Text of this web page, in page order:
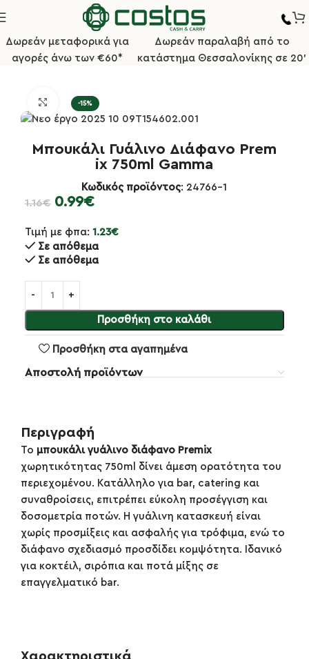
Δωρεάν μεταφορικά για
αγορές άνω των €60*
Δωρεάν παραλαβή από το
κατάστημα Θεσσαλονίκης σε 20'
Αρχική σελίδα Bar/Καφέ Εργαλεία Bartender
-15%
Κλικ για μεγέθυνση
Μπουκάλι Γυάλινο Διάφανο Prem
ix 750ml Gamma
Κωδικός προϊόντος: 24766-1
1.16€ 0.99€
Τιμή με φπα: 1.23€
Σε απόθεμα
Σε απόθεμα
Προσθήκη στο καλάθι
Προσθήκη στα αγαπημένα
Αποστολή προϊόντων
Περιγραφή
Το μπουκάλι γυάλινο διάφανο Premix
χωρητικότητας 750ml δίνει άμεση ορατότητα του
περιεχομένου. Κατάλληλο για bar, catering και
συναθροίσεις, επιτρέπει εύκολη προσέγγιση και
δοσομετρία ποτών. Η γυάλινη κατασκευή είναι
χωρίς προσμίξεις και ασφαλής για τρόφιμα, ενώ το
διάφανο σχεδιασμό προσδίδει κομψότητα. Ιδανικό
για κοκτέιλ, σιρόπια και ποτά μίξης σε
επαγγελματικό bar.